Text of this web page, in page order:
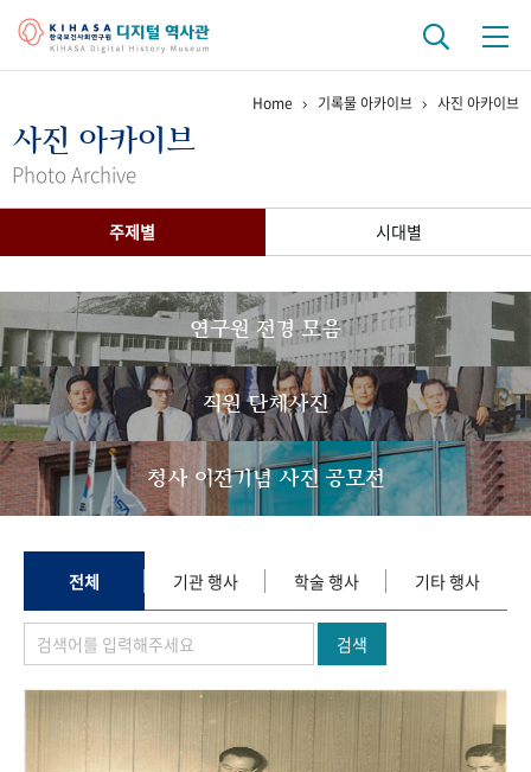
걸어온 길 기관 변천사
간행물 변천사
기록물 아카이브
사진 아카이브 문서 기록물 행정박물 영상 기록물
50+1 주년 기념
성과 50선 숫자로 보는 50년
세계와 함께 한 KIHASA
VR 역사관
Home 기록물 아카이브 사진 아카이브
사진 아카이브
Photo Archive
주제별 시대별
연구원 전경 모음
직원 단체사진
청사 이전기념 사진 공모전
전체 기관 행사 학술 행사 기타 행사
검색